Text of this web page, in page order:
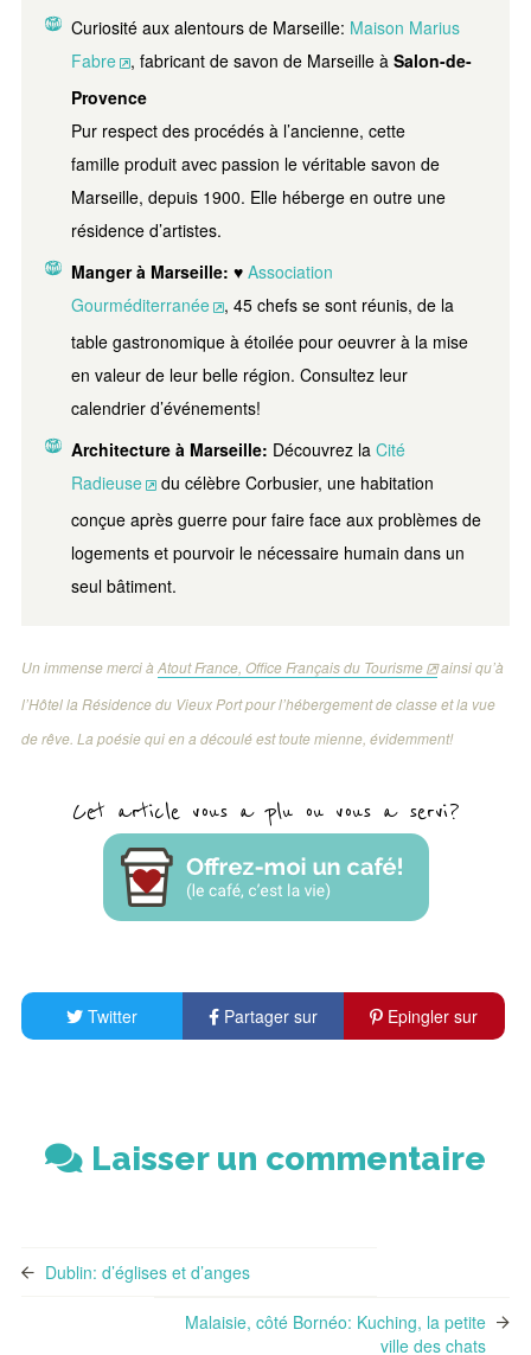
Curiosité aux alentours de Marseille: Maison Marius
Fabre , fabricant de savon de Marseille à Salon-de-
Provence
Pur respect des procédés à l’ancienne, cette
famille produit avec passion le véritable savon de
Marseille, depuis 1900. Elle héberge en outre une
résidence d’artistes.
Manger à Marseille: ♥ Association
Gourméditerranée , 45 chefs se sont réunis, de la
table gastronomique à étoilée pour oeuvrer à la mise
en valeur de leur belle région. Consultez leur
calendrier d’événements!
Architecture à Marseille: Découvrez la Cité
Radieuse du célèbre Corbusier, une habitation
conçue après guerre pour faire face aux problèmes de
logements et pourvoir le nécessaire humain dans un
seul bâtiment.
Un immense merci à Atout France, Office Français du Tourisme
ainsi qu’à
l’Hôtel la Résidence du Vieux Port pour l’hébergement de classe et la vue
de rêve. La poésie qui en a découlé est toute mienne, évidemment!
Cet article vous a plu ou vous a servi?
Twitter
Partager sur
Epingler sur
Laisser un commentaire
Dublin: d’églises et d’anges
Malaisie, côté Bornéo: Kuching, la petite
ville des chats